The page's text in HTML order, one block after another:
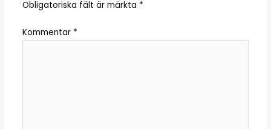
Obligatoriska fält är märkta *
Kommentar *